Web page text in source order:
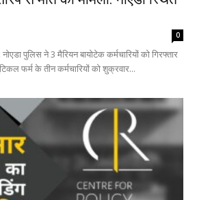
0
पुलिस ने 3 मैरियन बायोटेक कर्मचारियों को गिरफ्तार
फर्म के तीन कर्मचारियों को शुक्रवार...